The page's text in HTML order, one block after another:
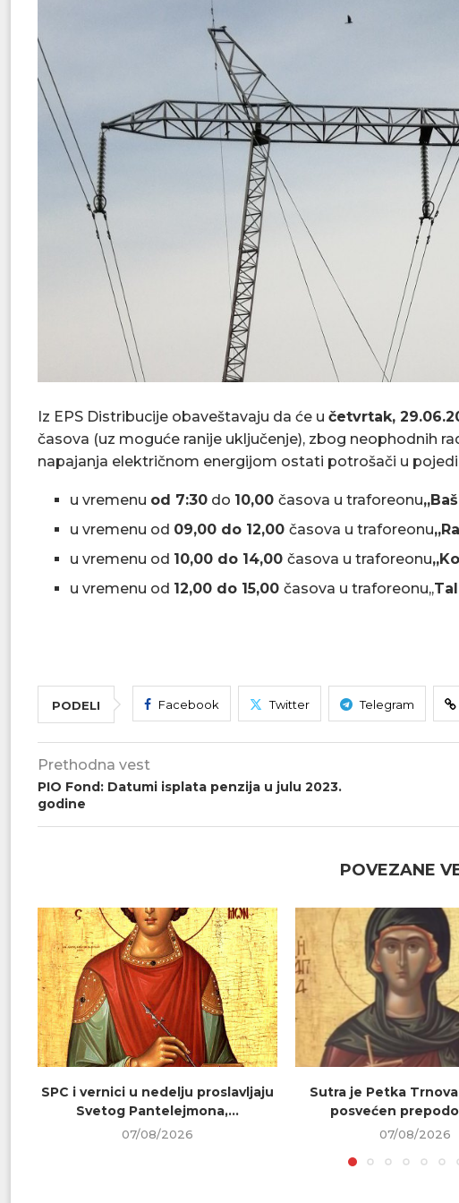
Iz EPS Distribucije obaveštavaju da će u četvrtak,
časova (uz moguće ranije uključenje), zbog neophodnih
napajanja električnom energijom ostati potrošači u
u vremenu od 7:30 do 10,00 časova u traforeonu
u vremenu od 09,00 do 12,00 časova u traforeonu
u vremenu od 10,00 do 14,00 časova u traforeonu
u vremenu od 12,00 do 15,00 časova u traforeonu,,
PODELI Facebook Twitter Telegram
Prethodna vest
PIO Fond: Datumi isplata penzija u julu 2023.
godine
POVEZANE
SPC i vernici u nedelju proslavljaju
Svetog Pantelejmona,...
07/08/2026
Sutra je Petka
posvećen
07/08/2026